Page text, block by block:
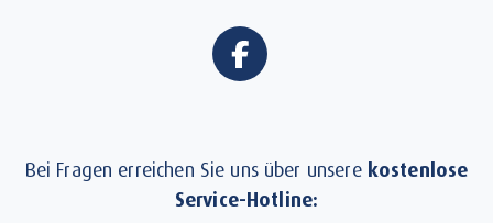
Bei Fragen erreichen Sie uns über unsere kostenlose
Service-Hotline: